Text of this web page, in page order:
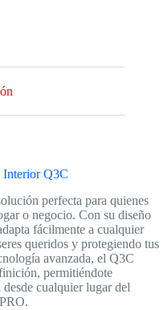
Interior Q3C
perfecta para quienes
o negocio. Con su diseño
fácilmente a cualquier
queridos y protegiendo tus
avanzada, el Q3C
permitiéndote
cualquier lugar del